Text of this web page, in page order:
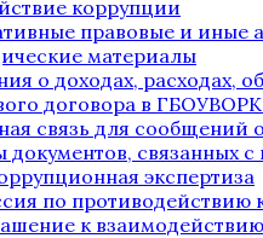
коррупции
правовые и иные
материалы
о доходах, расходах,
договора в
связь для сообщений
связанных
экспертиза
по
к